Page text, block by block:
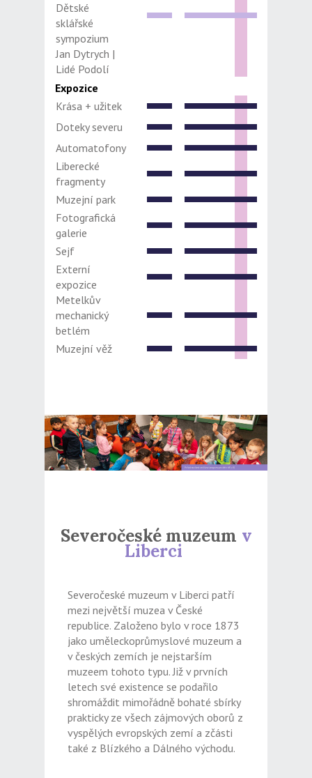
Dětské
sklářské
sympozium
Jan Dytrych |
Lidé Podolí
Expozice
Krása + užitek
Doteky severu
Automatofony
Liberecké
fragmenty
Muzejní park
Fotografická
galerie
Sejf
Externí
expozice
Metelkův
mechanický
betlém
Muzejní věž
Severočeské muzeum v
Liberci
Severočeské muzeum v Liberci patří
mezi největší muzea v České
republice. Založeno bylo v roce 1873
jako uměleckoprůmyslové muzeum a
v českých zemích je nejstarším
muzeem tohoto typu. Již v prvních
letech své existence se podařilo
shromáždit mimořádně bohaté sbírky
prakticky ze všech zájmových oborů z
vyspělých evropských zemí a zčásti
také z Blízkého a Dálného východu.